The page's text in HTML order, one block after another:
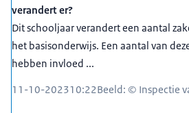
verandert er?
Dit schooljaar verandert een aantal
het basisonderwijs. Een aantal van
hebben invloed ...
11-10-202310:22Beeld: © Inspectie